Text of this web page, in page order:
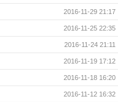
2016-11-29 21:17
2016-11-25 22:35
2016-11-24 21:11
2016-11-19 17:12
2016-11-18 16:20
2016-11-12 16:32